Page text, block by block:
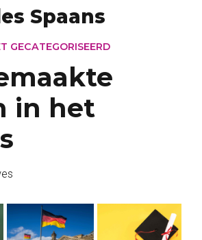
Spaans
GECATEGORISEERD
in het